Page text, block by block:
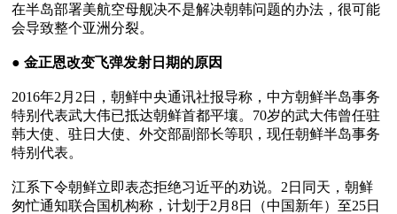
在半岛部署美航空母舰决不是解决朝韩问题的办法，很可能
会导致整个亚洲分裂。
● 金正恩改变飞弹发射日期的原因
2016年2月2日，朝鲜中央通讯社报导称，中方朝鲜半岛事务
特别代表武大伟已抵达朝鲜首都平壤。70岁的武大伟曾任驻
韩大使、驻日大使、外交部副部长等职，现任朝鲜半岛事务
特别代表。
江系下令朝鲜立即表态拒绝习近平的劝说。2日同天，朝鲜
匆忙通知联合国机构称，计划于2月8日（中国新年）至25日